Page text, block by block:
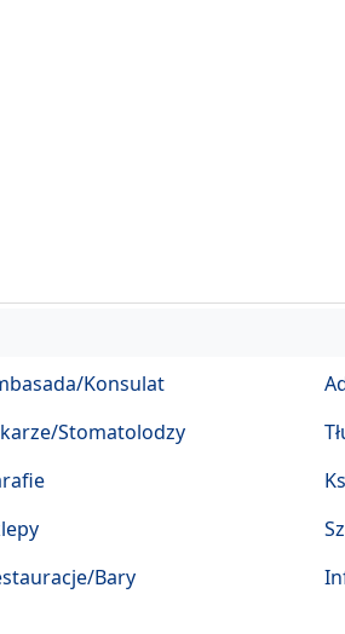
Konsulat
Stomatolodzy
Bary